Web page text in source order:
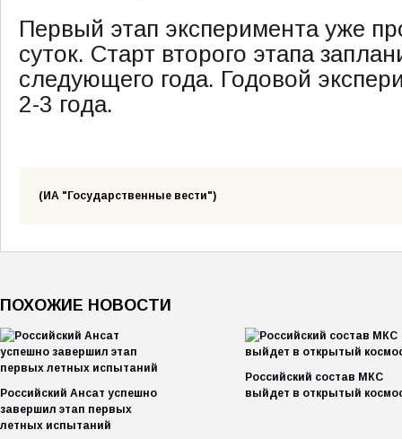
Первый этап эксперимента уже
суток. Старт второго этапа
следующего года. Годовой
2-3 года.
(ИА "Государственные вести")
ПОХОЖИЕ НОВОСТИ
Российский Ансат успешно
завершил этап первых
летных испытаний
Российский состав МКС
выйдет в открытый